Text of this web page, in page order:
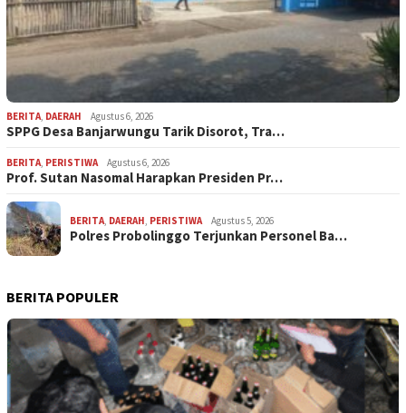
BERITA, DAERAH Agustus 6, 2026
SPPG Desa Banjarwungu Tarik Disorot, Tra…
BERITA, PERISTIWA Agustus 6, 2026
Prof. Sutan Nasomal Harapkan Presiden Pr…
BERITA, DAERAH, PERISTIWA Agustus 5, 2026
Polres Probolinggo Terjunkan Personel Ba…
BERITA POPULER